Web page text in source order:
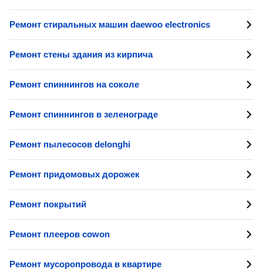
Ремонт стиральных машин daewoo electronics
Ремонт стены здания из кирпича
Ремонт спиннингов на соколе
Ремонт спиннингов в зеленограде
Ремонт пылесосов delonghi
Ремонт придомовых дорожек
Ремонт покрытий
Ремонт плееров cowon
Ремонт мусоропровода в квартире